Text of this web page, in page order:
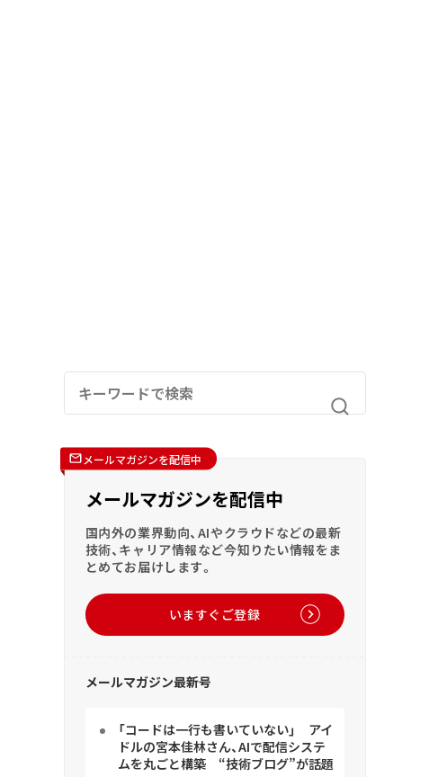
メールマガジンを配信中
メールマガジンを配信中
国内外の業界動向、AIやクラウドなどの最新
技術、キャリア情報など今知りたい情報をま
とめてお届けします。
いますぐご登録
メールマガジン最新号
「コードは一行も書いていない」 アイ
ドルの宮本佳林さん、AIで配信システ
ムを丸ごと構築 “技術ブログ”が話題